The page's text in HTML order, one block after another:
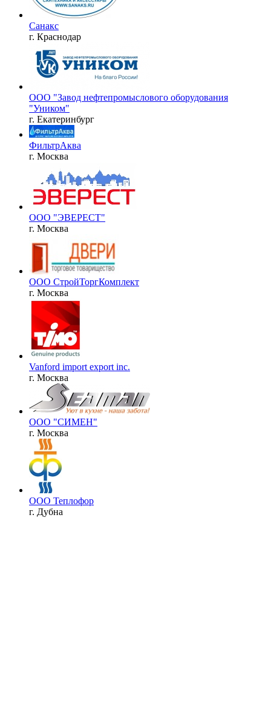
Санакс
г. Краснодар
ООО "Завод нефтепромыслового оборудования
"Уником"
г. Екатеринбург
ФильтрАква
г. Москва
ООО "ЭВЕРЕСТ"
г. Москва
ООО СтройТоргКомплект
г. Москва
Vanford import export inc.
г. Москва
ООО "СИМЕН"
г. Москва
ООО Теплофор
г. Дубна